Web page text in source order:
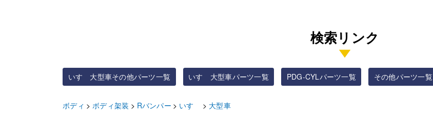
検索リンク
いすゞ大型車その他パーツ一覧 いすゞ大型車パーツ一覧 PDG-CYLパーツ一覧 その他パーツ一覧
ボディ ボディ架装 Rバンパー いすゞ 大型車